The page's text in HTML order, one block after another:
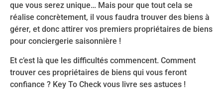
que vous serez unique… Mais pour que tout cela se
réalise concrètement, il vous faudra trouver des biens à
gérer, et donc attirer vos premiers propriétaires de biens
pour conciergerie saisonnière !
Et c’est là que les difficultés commencent. Comment
trouver ces propriétaires de biens qui vous feront
confiance ? Key To Check vous livre ses astuces !